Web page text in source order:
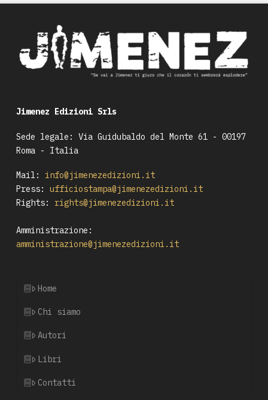
Jimenez Edizioni Srls
Sede legale: Via Guidubaldo del Monte 61 - 00197
Roma - Italia
Mail:
info@jimenezedizioni.it
Press:
ufficiostampa@jimenezedizioni.it
Rights:
rights@jimenezedizioni.it
Amministrazione:
amministrazione@jimenezedizioni.it
Home
Chi siamo
Autori
Libri
Contatti